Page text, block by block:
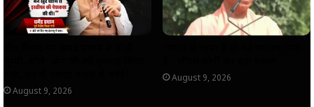
August 9, 2026
August 9, 2026